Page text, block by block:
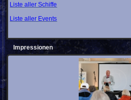
Liste aller Schiffe
Liste aller Events
Impressionen